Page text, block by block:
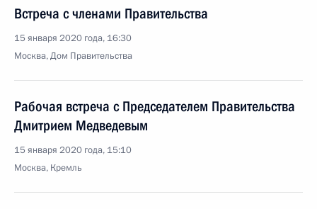
Встреча с членами Правительства
15 января 2020 года, 16:30
Москва, Дом Правительства
Рабочая встреча с Председателем Правительства
Дмитрием Медведевым
15 января 2020 года, 15:10
Москва, Кремль